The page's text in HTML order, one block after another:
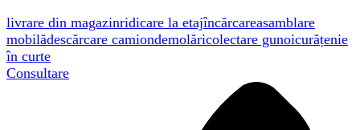
livrare din magazinridicare la etajîncărcareasamblare
mobilădescărcare camiondemolăricolectare gunoicurățenie
în curte
Consultare